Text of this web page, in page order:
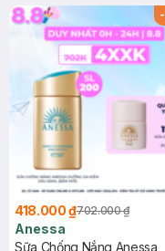
SPF 50+ 20ml (SL Có Hạn)
-
418.000 ₫702.000 ₫
Anessa
Sữa Chống Nắng Anessa